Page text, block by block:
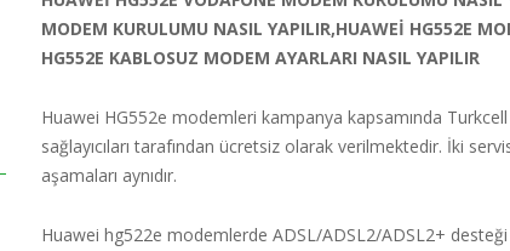
MODEM KURULUMU NASIL YAPILIR,HUAWEİ HG552E
HG552E KABLOSUZ MODEM AYARLARI NASIL YAPILIR
Huawei HG552e modemleri kampanya kapsamında
sağlayıcıları tarafından ücretsiz olarak verilmektedir. İki
aşamaları aynıdır.
Huawei hg522e modemlerde ADSL/ADSL2/ADSL2+